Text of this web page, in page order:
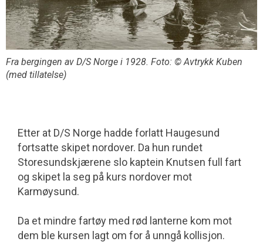
Fra bergingen av D/S Norge i 1928. Foto: © Avtrykk Kuben
(med tillatelse)
Etter at D/S Norge hadde forlatt Haugesund
fortsatte skipet nordover. Da hun rundet
Storesundskjærene slo kaptein Knutsen full fart
og skipet la seg på kurs nordover mot
Karmøysund.
Da et mindre fartøy med rød lanterne kom mot
dem ble kursen lagt om for å unngå kollisjon.